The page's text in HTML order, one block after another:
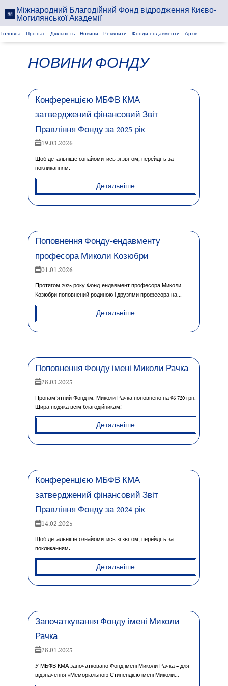
Міжнародний Благодійний Фонд відродження Києво-
Могилянської Академії
Головна Про нас Діяльність Новини Реквізити Фонди-ендавменти Архів
НОВИНИ ФОНДУ
Конференцією МБФВ КМА
затверджений фінансовий Звіт
Правління Фонду за 2025 рік
19.03.2026
Щоб детальніше ознайомитись зі звітом, перейдіть за
покликанням.
Детальніше
Поповнення Фонду-ендавменту
професора Миколи Козюбри
01.01.2026
Протягом 2025 року Фонд-ендавмент професора Миколи
Козюбри поповнений родиною і друзями професора на...
Детальніше
Поповнення Фонду імені Миколи Рачка
28.03.2025
Пропам’ятний Фонд ім. Миколи Рачка поповнено на 96 720 грн.
Щира подяка всім благодійникам!
Детальніше
Конференцією МБФВ КМА
затверджений фінансовий Звіт
Правління Фонду за 2024 рік
14.02.2025
Щоб детальніше ознайомитись зі звітом, перейдіть за
покликанням.
Детальніше
Започаткування Фонду імені Миколи
Рачка
28.01.2025
У МБФВ КМА започатковано Фонд імені Миколи Рачка – для
відзначення «Меморіальною Стипендією імені Миколи...